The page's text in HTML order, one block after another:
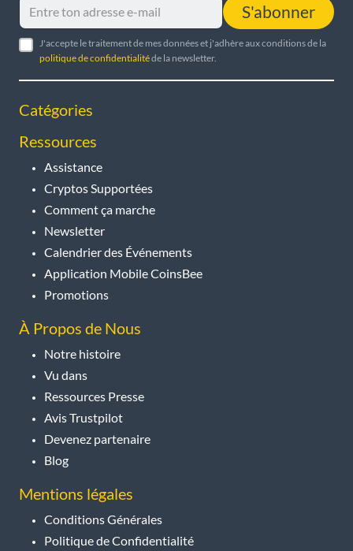
S'abonner
J'accepte le traitement de mes données et j'adhère aux conditions de la
politique de confidentialitéde la newsletter.
Catégories
Ressources
Assistance
Cryptos Supportées
Comment ça marche
Newsletter
Calendrier des Événements
Application Mobile CoinsBee
Promotions
À Propos de Nous
Notre histoire
Vu dans
Ressources Presse
Avis Trustpilot
Devenez partenaire
Blog
Mentions légales
Conditions Générales
Politique de Confidentialité